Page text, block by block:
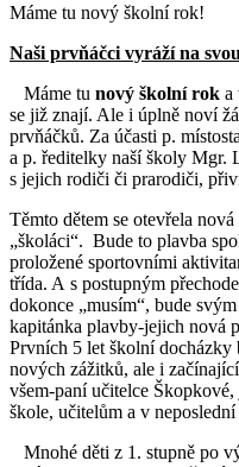
Máme tu nový školní rok!
Naši prvňáčci vyráží na
Máme tu nový školní rok a
se již znají. Ale i úplně
prvňáčků. Za účasti p.
a p. ředitelky naší školy Mgr.
s jejich rodiči či prarodiči,
Těmto dětem se otevřela
„školáci“. Bude to plavba
proložené sportovními
třída. A s postupným
dokonce „musím“, bude
kapitánka plavby-jejich nová
Prvních 5 let školní docházky
nových zážitků, ale i
všem-paní učitelce
škole, učitelům a v
Mnohé děti z 1. stupně po